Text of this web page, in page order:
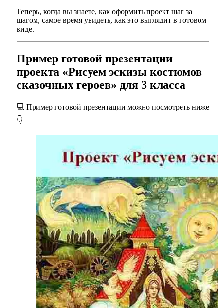
Теперь, когда вы знаете, как оформить проект шаг за
шагом, самое время увидеть, как это выглядит в готовом
виде.
Пример готовой презентации
проекта «Рисуем эскизы костюмов
сказочных героев» для 3 класса
💻 Пример готовой презентации можно посмотреть ниже
👇